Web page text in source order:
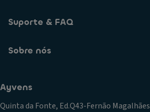
Suporte & FAQ
Sobre nós
Ayvens
Quinta da Fonte, Ed.Q43-Fernão Magalhães